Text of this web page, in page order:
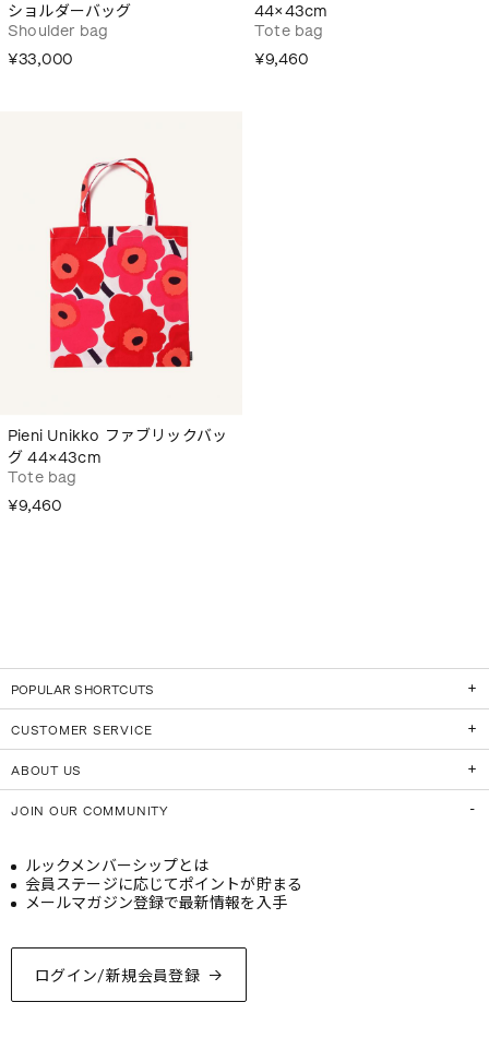
ショルダーバッグ
Shoulder bag
¥33,000
44×43cm
Tote bag
¥9,460
Pieni Unikko ファブリックバッ
グ 44×43cm
Tote bag
¥9,460
POPULAR SHORTCUTS
CUSTOMER SERVICE
ABOUT US
JOIN OUR COMMUNITY
ログイン/新規会員登録
ルックメンバーシップとは
会員ステージに応じてポイントが貯まる
メールマガジン登録で最新情報を入手